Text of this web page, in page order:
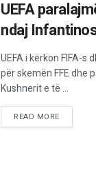
UEFA
ndaj
UEFA i kërkon FIFA-
për skemën FFE dhe
Kushnerit e të ...
READ MORE